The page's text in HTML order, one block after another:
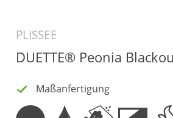
Ösenschals
Tischdecke
Gardinenstange
PLISSEE
DUETTE® Peonia
Maßanfertigung